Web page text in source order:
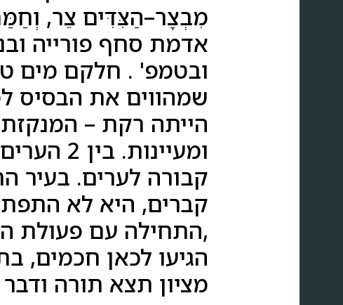
מִבְצָר–הַצִּדִּים צֵר,
ובטמפ' . חלקם מים
שמהווים את הבסיס
הייתה רקת –
קבורה לערים. בעיר
קברים, היא לא
,התחילה עם פעולת
הגיעו לכאן חכמים,
מציון תצא תורה